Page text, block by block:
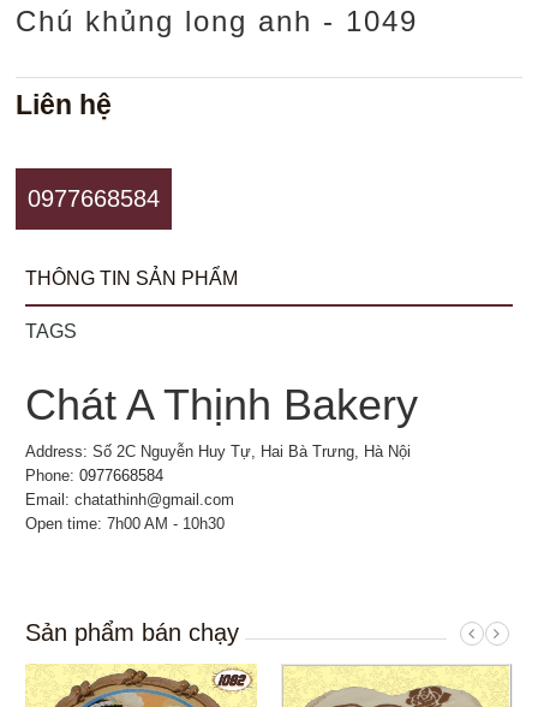
Chú khủng long anh - 1049
Liên hệ
0977668584
THÔNG TIN SẢN PHẨM
TAGS
Chát A Thịnh Bakery
Address: Số 2C Nguyễn Huy Tự, Hai Bà Trưng, Hà Nội
Phone:0977668584
Email: chatathinh@gmail.com
Open time: 7h00 AM - 10h30
Sản phẩm bán chạy